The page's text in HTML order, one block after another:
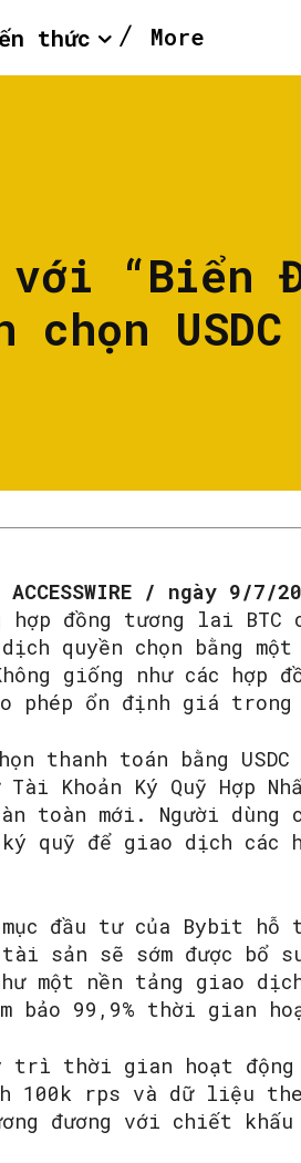
thức More
“Biển
USDC
ACCESSWIRE / ngày 9/7/
đồng tương lai BTC
quyền chọn bằng
giống như các hợp
phép ổn định giá
thanh toán bằng
Khoản Ký Quỹ Hợp
toàn mới. Người
để giao dịch các
đầu tư của Bybit hỗ
sản sẽ sớm được bổ
một nền tảng giao
bảo 99,9% thời gian
trì thời gian hoạt động
100k rps và dữ liệu
đương với chiết khấu